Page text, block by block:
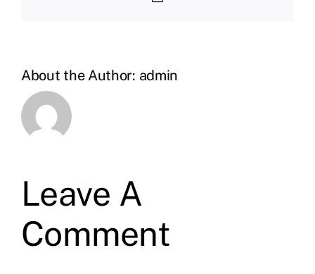
About the Author: admin
Leave A
Comment